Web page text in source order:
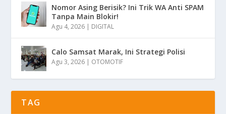
Nomor Asing Berisik? Ini Trik WA Anti SPAM
Tanpa Main Blokir!
Agu 4, 2026 | DIGITAL
Calo Samsat Marak, Ini Strategi Polisi
Agu 3, 2026 | OTOMOTIF
TAG